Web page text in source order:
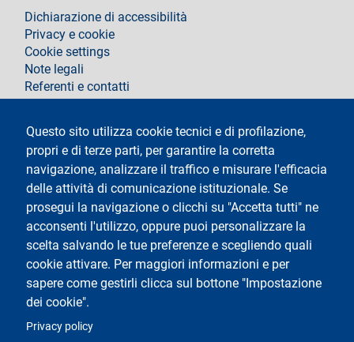
Questo sito utilizza cookie tecnici e di profilazione,
propri e di terze parti, per garantire la corretta
navigazione, analizzare il traffico e misurare l'efficacia
delle attività di comunicazione istituzionale. Se
prosegui la navigazione o clicchi su "Accetta tutti" ne
acconsenti l'utilizzo, oppure puoi personalizzare la
scelta salvando le tue preferenze e scegliendo quali
cookie attivare. Per maggiori informazioni e per
sapere come gestirli clicca sul bottone "Impostazione
dei cookie".
Privacy policy
footer
Dichiarazione di accessibilità
Privacy e cookie
Cookie settings
Note legali
Referenti e contatti
Testo
Università degli Studi di Milano
Via Festa del Perdono 7 - 20122 Milano
Tel.+39 02 5032 5032
Posta Elettronica Certificata
Logo